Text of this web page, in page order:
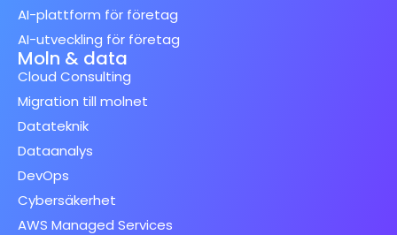
AI-plattform för företag
AI-utveckling för företag
Moln & data
Cloud Consulting
Migration till molnet
Datateknik
Dataanalys
DevOps
Cybersäkerhet
AWS Managed Services